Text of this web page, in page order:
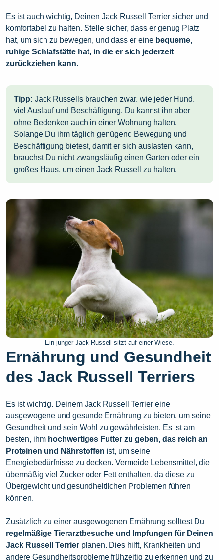
Es ist auch wichtig, Deinen Jack Russell Terrier sicher und
komfortabel zu halten. Stelle sicher, dass er genug Platz
hat, um sich zu bewegen, und dass er eine bequeme,
ruhige Schlafstätte hat, in die er sich jederzeit
zurückziehen kann.
Tipp: Jack Russells brauchen zwar, wie jeder Hund,
viel Auslauf und Beschäftigung, Du kannst ihn aber
ohne Bedenken auch in einer Wohnung halten.
Solange Du ihm täglich genügend Bewegung und
Beschäftigung bietest, damit er sich auslasten kann,
brauchst Du nicht zwangsläufig einen Garten oder ein
großes Haus, um einen Jack Russell zu halten.
Ein junger Jack Russell sitzt auf einer Wiese.
Ernährung und Gesundheit
des Jack Russell Terriers
Es ist wichtig, Deinem Jack Russell Terrier eine
ausgewogene und gesunde Ernährung zu bieten, um seine
Gesundheit und sein Wohl zu gewährleisten. Es ist am
besten, ihm hochwertiges Futter zu geben, das reich an
Proteinen und Nährstoffen ist, um seine
Energiebedürfnisse zu decken. Vermeide Lebensmittel, die
übermäßig viel Zucker oder Fett enthalten, da diese zu
Übergewicht und gesundheitlichen Problemen führen
können.
Zusätzlich zu einer ausgewogenen Ernährung solltest Du
regelmäßige Tierarztbesuche und Impfungen für Deinen
Jack Russell Terrier planen. Dies hilft, Krankheiten und
andere Gesundheitsprobleme frühzeitig zu erkennen und zu